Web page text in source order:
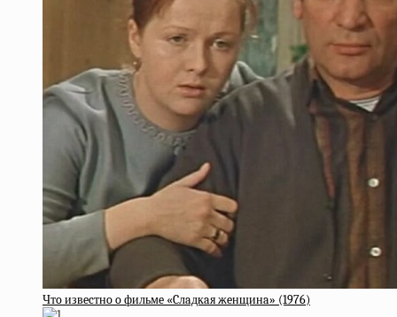
Чтo извecтнo o фильмe «Cлaдкaя жeнщинa» (1976)